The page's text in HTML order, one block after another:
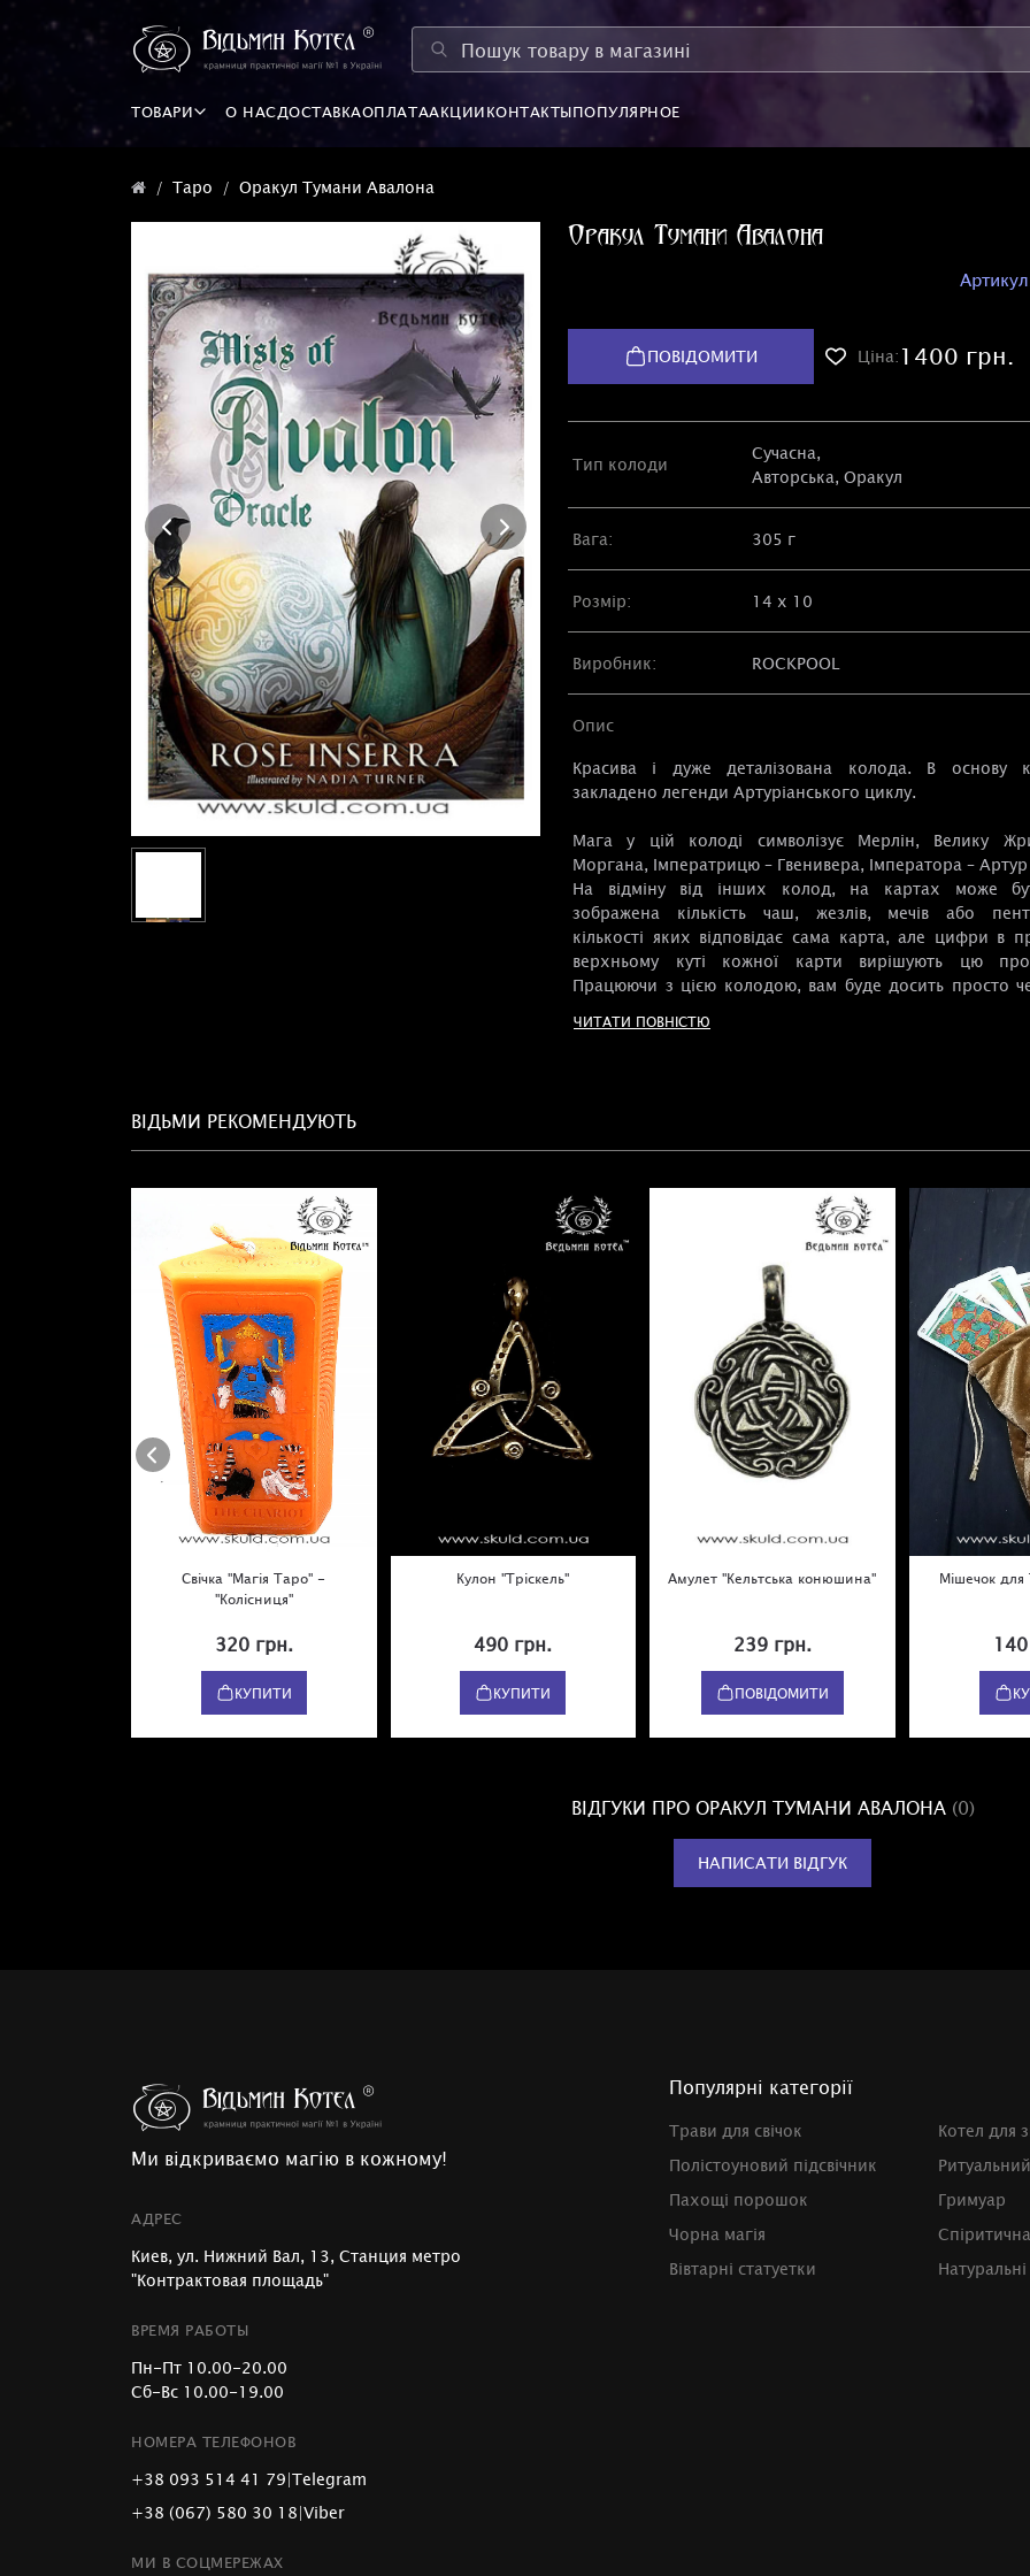
ТОВАРИ О НАСДОСТАВКАОПЛАТААКЦИИКОНТАКТЫПОПУЛЯРНОЕ
Таро Оракул Тумани Авалона
Оракул Тумани Авалона
ПОВІДОМИТИ Ціна: 1400 грн.
Тип колоди
Сучасна,
Авторська, Оракул
Вага: 305 г
Розмір: 14 х 10
Виробник: ROCKPOOL
Опис
Красива і дуже деталізована колода. В основу
закладено легенди Артуріанського циклу.
Мага у цій колоді символізує Мерлін, Велику
Моргана, Імператрицю – Гвенивера, Імператора –
На відміну від інших колод, на картах може
зображена кількість чаш, жезлів, мечів або
кількості яких відповідає сама карта, але цифри в
верхньому куті кожної карти вирішують цю
Працюючи з цією колодою, вам буде досить просто
цій відповідності приділено особливу увагу.
ЧИТАТИ ПОВНІСТЮ
ВІДЬМИ РЕКОМЕНДУЮТЬ
Свічка "Магія Таро" -
"Колісниця"
320 грн.
КУПИТИ
Кулон "Тріскель"
490 грн.
КУПИТИ
Амулет "Кельтська конюшина"
239 грн.
ПОВІДОМИТИ
Мішечок
ВІДГУКИ ПРО ОРАКУЛ ТУМАНИ АВАЛОНА (0)
НАПИСАТИ ВІДГУК
Ми відкриваємо магію в кожному!
АДРЕС
Киев, ул. Нижний Вал, 13, Станция метро
"Контрактовая площадь"
ВРЕМЯ РАБОТЫ
Пн-Пт 10.00-20.00
Сб-Вс 10.00-19.00
НОМЕРА ТЕЛЕФОНОВ
+38 093 514 41 79|Telegram
+38 (067) 580 30 18|Viber
МИ В СОЦМЕРЕЖАХ
Популярні категорії
Трави для свічок
Котел для
Полістоуновий підсвічник
Пахощі порошок
Гримуар
Чорна магія
Вівтарні статуетки